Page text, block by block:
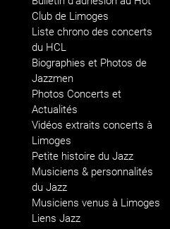
Club de Limoges
Liste chrono des concerts
du HCL
Biographies et Photos de
Jazzmen
Photos Concerts et
Actualités
Vidéos extraits concerts à
Limoges
Petite histoire du Jazz
Musiciens & personnalités
du Jazz
Musiciens venus à Limoges
Liens Jazz